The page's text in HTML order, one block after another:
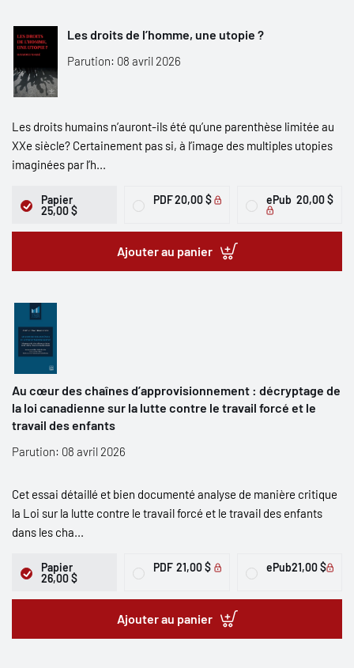
Les droits de l’homme, une utopie ?
Parution: 08 avril 2026
Les droits humains n’auront-ils été qu’une parenthèse limitée au
XXe siècle? Certainement pas si, à l’image des multiples utopies
imaginées par l’h...
Papier
25,00 $
PDF20,00 $ ePub 20,00 $
Ajouter au panier
Au cœur des chaînes d’approvisionnement : décryptage de
la loi canadienne sur la lutte contre le travail forcé et le
travail des enfants
Parution: 08 avril 2026
Cet essai détaillé et bien documenté analyse de manière critique
la Loi sur la lutte contre le travail forcé et le travail des enfants
dans les cha...
Papier
26,00 $
PDF 21,00 $ ePub21,00 $
Ajouter au panier